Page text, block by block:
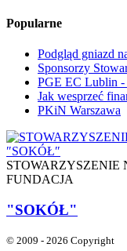
Popularne
Podgląd gniazd
Sponsorzy
PGE EC Lublin -
Jak wesprzeć
PKiN Warszawa
FUNDACJA
"SOKÓŁ"
© 2009 - 2026 Copyright